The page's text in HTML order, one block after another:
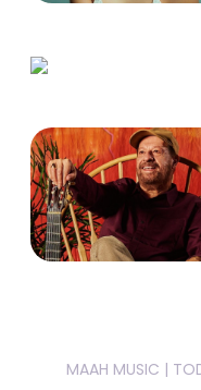
MAAH MUSIC |